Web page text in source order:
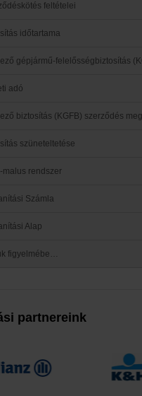
feltételei
időtartama
gépjármű-felelősségbiztosítás
adó
biztosítás (KGFB) szerződés
szüneteltetése
malus rendszer
Számla
Alap
figyelmébe…
partnereink